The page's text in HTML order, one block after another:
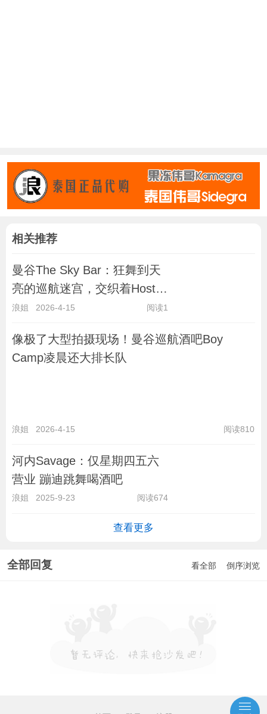
相关推荐
曼谷The Sky Bar：狂舞到天
亮的巡航迷宫，交织着Host
Club的包间
浪姐 2026-4-15 阅读1
像极了大型拍摄现场！曼谷巡航酒吧Boy
Camp凌晨还大排长队
浪姐 2026-4-15 阅读810
河内Savage：仅星期四五六
营业 蹦迪跳舞喝酒吧
浪姐 2025-9-23 阅读674
查看更多
全部回复 看全部 倒序浏览